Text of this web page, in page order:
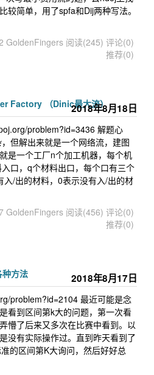
较简单，用了spfa和Dij两种写法。
GoldenFingers 阅读(245) 评论(0)
推荐(0)
2018年8月18日
Factory （Dinic最大流）
problem?id=3436 解题心
但解出来就是一个网络流，建图
是一个工厂n个加工机器，每个机
口，q个材料出口，每个口有三个
入/出的材料，0表示没有入/出的材
GoldenFingers 阅读(456) 评论(0)
推荐(0)
2018年8月17日
方法
problem?id=2104 最近可能是念
看到区间第k大的问题，第一次看
懵了后来又多次在比赛中看到。以
没有实际操作过。直到昨天看到了
的区间第K大询问，然后好好总